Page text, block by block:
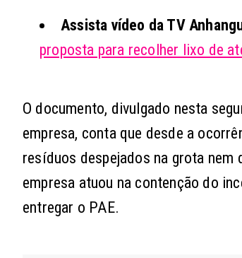
Assista vídeo da TV
proposta para recolher lixo de
O documento, divulgado nesta
empresa, conta que desde a
resíduos despejados na grota nem
empresa atuou na contenção do
entregar o PAE.